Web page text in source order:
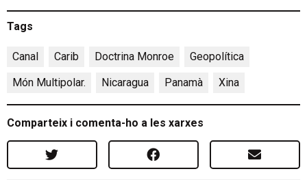
Tags
Canal Carib Doctrina Monroe Geopolítica
Món Multipolar.
Nicaragua Panamà Xina
Comparteix i comenta-ho a les xarxes